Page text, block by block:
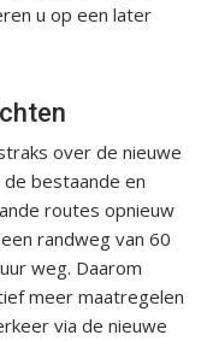
u op een later
over de nieuwe
bestaande en
routes opnieuw
randweg van 60
weg. Daarom
meer maatregelen
via de nieuwe